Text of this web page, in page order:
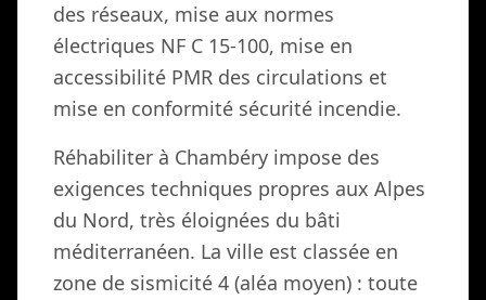
des réseaux, mise aux normes
électriques NF C 15-100, mise en
accessibilité PMR des circulations et
mise en conformité sécurité incendie.
Réhabiliter à Chambéry impose des
exigences techniques propres aux Alpes
du Nord, très éloignées du bâti
méditerranéen. La ville est classée en
zone de sismicité 4 (aléa moyen) : toute